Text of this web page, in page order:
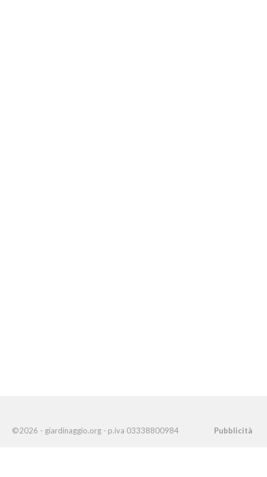
©2026 - giardinaggio.org - p.iva 03338800984 Pubblicità